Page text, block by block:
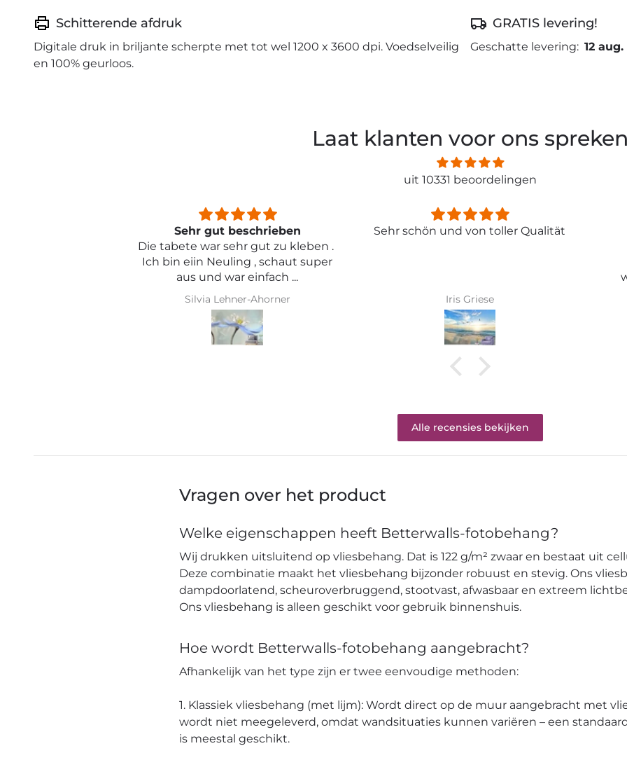
Schitterende afdruk
Digitale druk in briljante scherpte met tot wel 1200 x 3600 dpi. Voedselveilig
en 100% geurloos.
GRATIS levering!
Geschatte levering: 12 aug.
Laat klanten voor ons spreken
uit 10331 beoordelingen
Sehr schön und von toller Qualität
Iris Griese
Entspricht genau meiner
Qualität .
Karin Bader
Alle recensies bekijken
Vragen over het product
Welke eigenschappen heeft Betterwalls-fotobehang?
Wij drukken uitsluitend op vliesbehang. Dat is 122 g/m² zwaar en bestaat uit
Deze combinatie maakt het vliesbehang bijzonder robuust en stevig. Ons
dampdoorlatend, scheuroverbruggend, stootvast, afwasbaar en extreem
Ons vliesbehang is alleen geschikt voor gebruik binnenshuis.
Hoe wordt Betterwalls-fotobehang aangebracht?
Afhankelijk van het type zijn er twee eenvoudige methoden:
1. Klassiek vliesbehang (met lijm): Wordt direct op de muur aangebracht met
wordt niet meegeleverd, omdat wandsituaties kunnen variëren – een
is meestal geschikt.